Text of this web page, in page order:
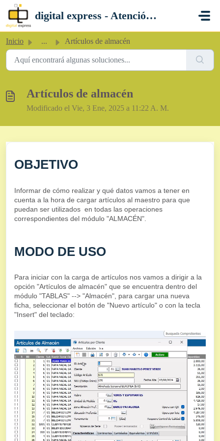
Saltar al contenido principal
digital express - Atención al Cliente
Inicio ... Artículos de almacén
Artículos de almacén
Modificado el Vie, 3 Ene, 2025 a 11:22 A. M.
OBJETIVO
Informar de cómo realizar y qué datos vamos a tener en
cuenta a la hora de cargar artículos al maestro para que
puedan ser utilizados en todas las operaciones
correspondientes del módulo "ALMACÉN".
MODO DE USO
Para iniciar con la carga de artículos nos vamos a dirigir a la
opción "Artículos de almacén" que se encuentra dentro del
módulo "TABLAS" --> "Almacén", para cargar una nueva
ficha, seleccionar el botón de "Nuevo artículo" o con la tecla
"Insert" del teclado: